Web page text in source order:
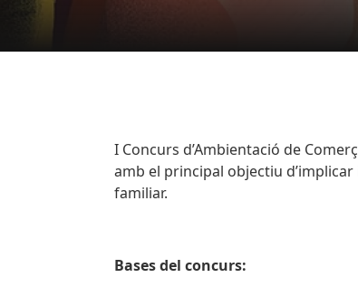
Body
I Concurs d’Ambientació de
amb el principal objectiu
familiar.
Bases del concurs: